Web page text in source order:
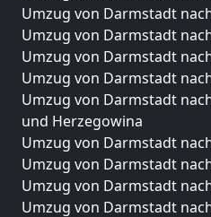
Umzug von Darmstadt
Umzug von Darmstadt
Umzug von Darmstadt
Umzug von Darmstadt
Umzug von Darmstadt
und Herzegowina
Umzug von Darmstadt
Umzug von Darmstadt
Umzug von Darmstadt
Umzug von Darmstadt